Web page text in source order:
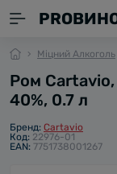
Міцний Алкоголь
Ром Cartavio,
40%, 0.7 л
Бренд: Cartavio
Код: 22976-01
EAN: 7751738001267